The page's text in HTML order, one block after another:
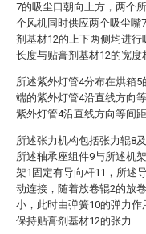
7的吸尘口朝向上方，两个
个风机同时供应两个吸尘嘴
剂基材12的上下两侧均进
长度与贴膏剂基材12的宽度
所述紫外灯管4分布在烘箱
端的紫外灯管4沿直线方向
紫外灯管4沿直线方向等间距
所述张力机构包括张力辊8
所述轴承座组件9与所述机
架1固定有导向杆11，所述
动连接，随着放卷辊2的放
小，此时由弹簧10的弹力
保持贴膏剂基材12的张力